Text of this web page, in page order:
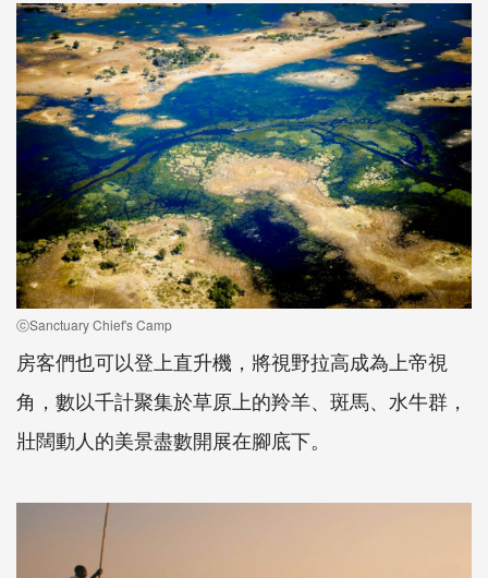
ⓒSanctuary Chief's Camp
房客們也可以登上直升機，將視野拉高成為上帝視
角，數以千計聚集於草原上的羚羊、斑馬、水牛群，
壯闊動人的美景盡數開展在腳底下。